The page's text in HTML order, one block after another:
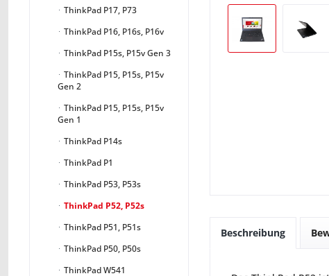
ThinkPad P17, P73
ThinkPad P16, P16s, P16v
ThinkPad P15s, P15v Gen 3
ThinkPad P15, P15s, P15v
Gen 2
ThinkPad P15, P15s, P15v
Gen 1
ThinkPad P14s
ThinkPad P1
ThinkPad P53, P53s
ThinkPad P52, P52s
ThinkPad P51, P51s
ThinkPad P50, P50s
ThinkPad W541
Beschreibung